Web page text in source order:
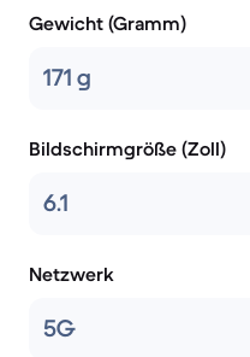
Gewicht (Gramm)
171 g
Bildschirmgröße (Zoll)
6.1
Netzwerk
5G